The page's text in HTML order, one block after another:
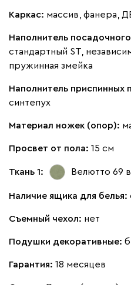
130 690
Альтеа
Каркас: массив, фанера,
Наполнитель
стандартный ST,
пружинная змейка
Наполнитель приспинных
синтепух
Материал ножек (опор):
Просвет от пола: 15 см
Ткань 1: Велютто 69
Наличие ящика для белья:
Съемный чехол: нет
Подушки декоративные:
Гарантия: 18 месяцев